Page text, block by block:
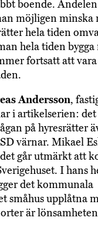
boende.
möjligen minska
hela tiden
hela tiden bygga
fortsatt att
Andersson,
i artikelserien:
på hyresrätter
värnar. Mikael
går utmärkt att
I hans
det kommunala
småhus upplåtna
är